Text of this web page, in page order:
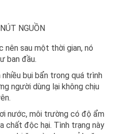
NGUỒN
nên sau một thời gian, nó
ban đầu.
bụi bẩn trong quá trình
người dùng lại không chịu
nước, môi trường có độ ẩm
chất độc hại. Tình trạng này